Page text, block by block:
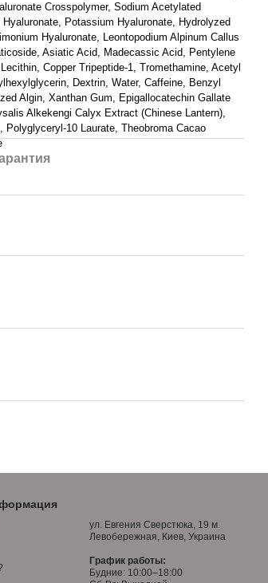
Crosspolymer, Sodium Acetylated
Potassium Hyaluronate, Hydrolyzed
Hyaluronate, Leontopodium Alpinum Callus
Asiatic Acid, Madecassic Acid, Pentylene
Copper Tripeptide-1, Tromethamine, Acetyl
Dextrin, Water, Caffeine, Benzyl
Algin, Xanthan Gum, Epigallocatechin Gallate
Alkekengi Calyx Extract (Chinese Lantern),
Polyglyceryl-10 Laurate, Theobroma Cacao
ул. Евгения Сверстюка, 19 м.
Левобережная, Киев, Украина
График работы:
Будние: 10:00–18:00